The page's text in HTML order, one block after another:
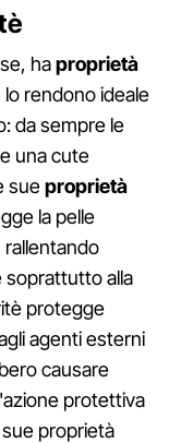
haproprietà
lo rendono ideale
da sempre le
una cute
sueproprietà
la pelle
rallentando
soprattutto alla
protegge
agenti esterni
causare
protettiva
proprietà